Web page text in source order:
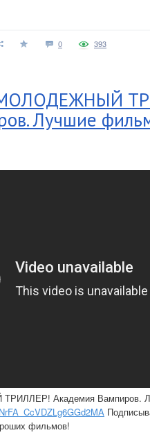
0 393
Лучшие
Академия Вампиров.
фильмов!